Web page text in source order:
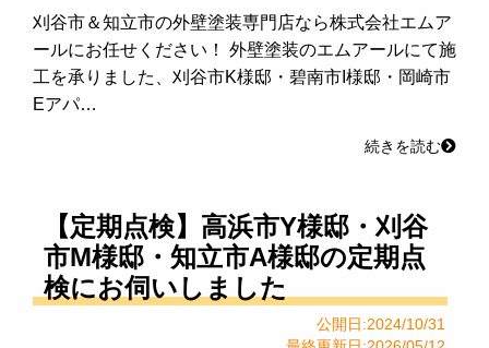
刈谷市＆知立市の外壁塗装専門店なら株式会社エムア
ールにお任せください！ 外壁塗装のエムアールにて施
工を承りました、刈谷市K様邸・碧南市I様邸・岡崎市
Eアパ…
続きを読む
【定期点検】高浜市Y様邸・刈谷
市M様邸・知立市A様邸の定期点
検にお伺いしました
公開日:2024/10/31